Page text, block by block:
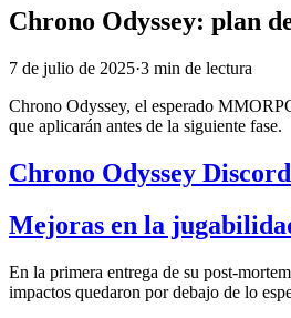
Chrono Odyssey: plan
7 de julio de 2025·3 min de lectura
Chrono Odyssey, el esperado
que aplicarán antes de la siguiente fase.
Chrono Odyssey Discord
Mejoras en la
En la primera entrega de su post-
impactos quedaron por debajo de lo